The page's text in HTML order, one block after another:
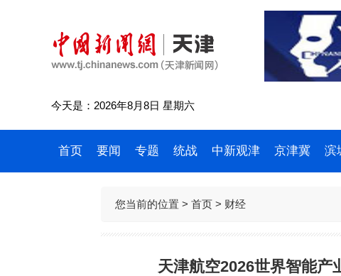
今天是：2026年8月8日 星期六
首页 要闻 专题 统战 中新观津 京津冀 滨
您当前的位置 > 首页 > 财经
天津航空2026世界智能产